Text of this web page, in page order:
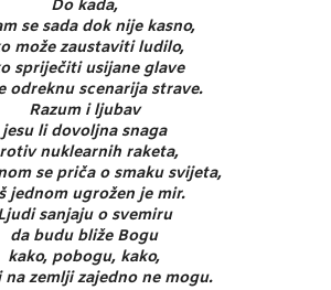
Do kada,
se sada dok nije kasno,
može zaustaviti ludilo,
spriječiti usijane glave
odreknu scenarija strave.
Razum i ljubav
jesu li dovoljna snaga
nuklearnih raketa,
se priča o smaku svijeta,
jednom ugrožen je mir.
sanjaju o svemiru
da budu bliže Bogu
kako, pobogu, kako,
na zemlji zajedno ne mogu.